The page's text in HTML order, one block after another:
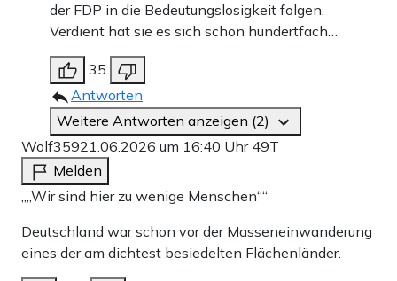
der FDP in die Bedeutungslosigkeit folgen.
Verdient hat sie es sich schon hundertfach…
35
Antworten
Weitere Antworten anzeigen (2)
Wolf35921.06.2026 um 16:40 Uhr 49T
Melden
„„Wir sind hier zu wenige Menschen““
Deutschland war schon vor der Masseneinwanderung
eines der am dichtest besiedelten Flächenländer.